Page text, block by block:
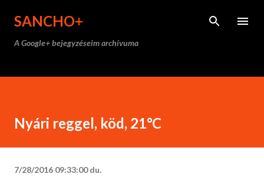
SANCHO+
A Google+ bejegyzéseim archívuma
Nyári reggel, köd, 21°C
7/28/2016 09:33:00 du.